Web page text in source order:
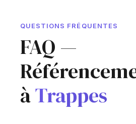
QUESTIONS FRÉQUENTES
FAQ —
àTrappes